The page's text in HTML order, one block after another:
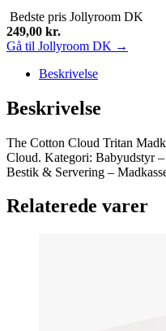
Bedste pris Jollyroom DK
249,00 kr.
Gå til Jollyroom DK →
Beskrivelse
Beskrivelse
The Cotton Cloud Tritan
Cloud. Kategori: Babyudstyr
Bestik & Servering –
Relaterede varer